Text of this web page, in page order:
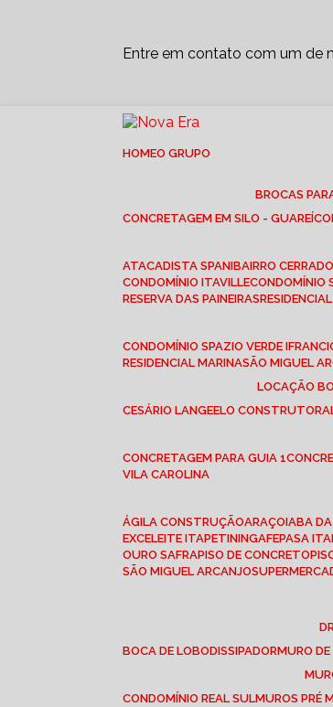
Entre em contato com um de
HOME
O GRUPO
BROCAS
CONCRETAGEM EM SILO - GUAREÍ
ATACADISTA SPANI BAIRRO
CONDOMÍNIO ITAVILLE CONDOMÍNIO
RESERVA DAS PAINEIRAS
CONDOMÍNIO SPAZIO VERDE I
RESIDENCIAL MARINA SÃO MIGUEL
LOCAÇÃO
CESÁRIO LANGE ELO CONSTRUTORA
CONCRETAGEM PARA GUIA 1
VILA CAROLINA
ÁGILA CONSTRUÇÃO ARAÇOIABA
EXCELEITE ITAPETININGA FEPASA
OURO SAFRA PISO DE CONCRETO
SÃO MIGUEL ARCANJO
BOCA DE LOBO DISSIPADOR MURO
CONDOMÍNIO REAL SUL
MUROS PRÉ